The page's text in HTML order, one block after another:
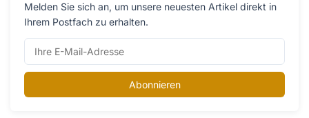
Melden Sie sich an, um unsere neuesten Artikel direkt in
Ihrem Postfach zu erhalten.
Abonnieren